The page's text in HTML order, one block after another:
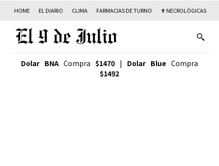
HOME EL DIARIO CLIMA FARMACIAS DE TURNO ✟ NECROLÓGICAS
Dolar BNA Compra $1470 | Dolar Blue Compra
$1492